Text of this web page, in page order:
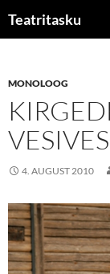
sisu
Teatritasku
MONOLOOG
4. AUGUST 2010